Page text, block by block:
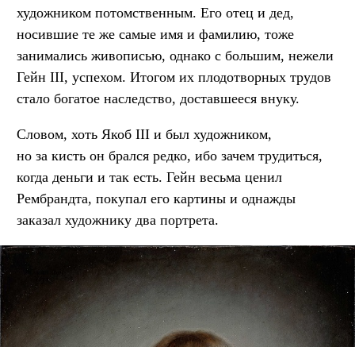
художником потомственным. Его отец и дед,
носившие те же самые имя и фамилию, тоже
занимались живописью, однако с большим, нежели
Гейн III, успехом. Итогом их плодотворных трудов
стало богатое наследство, доставшееся внуку.
Словом, хоть Якоб III и был художником,
но за кисть он брался редко, ибо зачем трудиться,
когда деньги и так есть. Гейн весьма ценил
Рембрандта, покупал его картины и однажды
заказал художнику два портрета.